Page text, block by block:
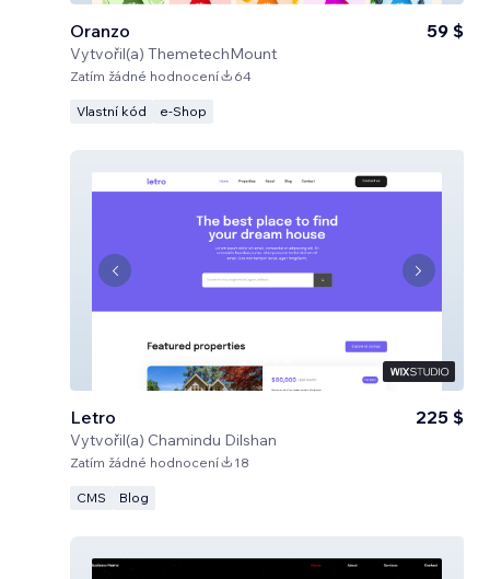
Oranzo
Vytvořil(a) ThemetechMount
59 $
Zatím žádné hodnocení 64
Vlastní kód e‑Shop
Letro
Vytvořil(a) Chamindu Dilshan
225 $
Zatím žádné hodnocení 18
CMS Blog